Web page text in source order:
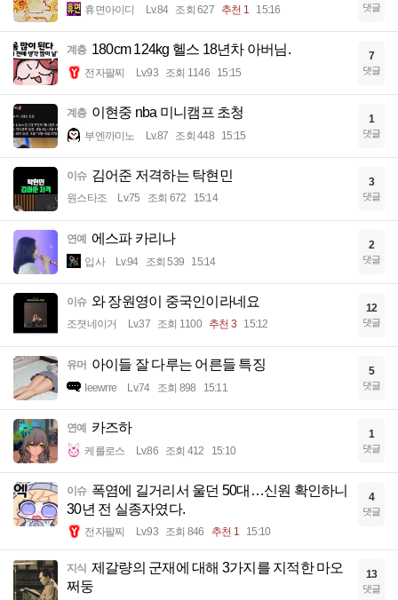
휴면아이디 Lv.84 조회 627 추천 1 15:16 댓글
계층 180cm 124kg 헬스 18년차 아버님.
전자팔찌 Lv.93 조회 1146 15:15
7
댓글
계층 이현중 nba 미니캠프 초청
부엔까미노 Lv.87 조회 448 15:15
1
댓글
이슈 김어준 저격하는 탁현민
원스타조 Lv.75 조회 672 15:14
3
댓글
연예 에스파 카리나
입사 Lv.94 조회 539 15:14
2
댓글
이슈 와 장원영이 중국인이라네요
조졋네이거 Lv.37 조회 1100 추천 3 15:12
12
댓글
유머 아이들 잘 다루는 어른들 특징
Ieewrre Lv.74 조회 898 15:11
5
댓글
연예 카즈하
케를로스 Lv.86 조회 412 15:10
1
댓글
이슈 폭염에 길거리서 울던 50대…신원 확인하니
30년 전 실종자였다.
전자팔찌 Lv.93 조회 846 추천 1 15:10
4
댓글
지식 제갈량의 군재에 대해 3가지를 지적한 마오
쩌둥
13
댓글